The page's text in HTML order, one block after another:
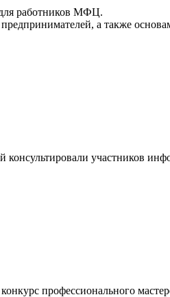
работников МФЦ.
а также
участников
профессионального